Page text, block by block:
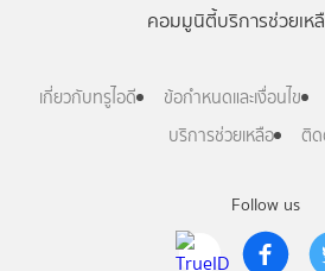
Follow us
คอมมูนิตี้บริการช่วยเห
เกี่ยวกับทรูไอดี ข้อกำหนดและเงื่อนไข
บริการช่วยเหลือ
ติด